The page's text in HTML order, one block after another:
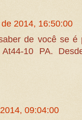
2014, 16:50:00
de você se é
10 PA.
09:04:00